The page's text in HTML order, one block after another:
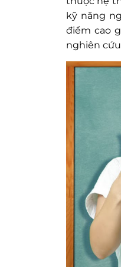
kỹ năng
điểm cao
nghiên